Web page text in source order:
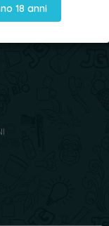
NEGOZI
18 anni